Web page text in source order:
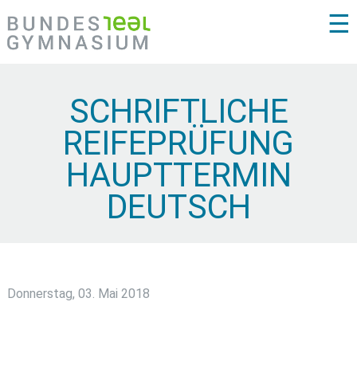
☰
SCHRIFTLICHE
REIFEPRÜFUNG
HAUPTTERMIN
DEUTSCH
Donnerstag, 03. Mai 2018